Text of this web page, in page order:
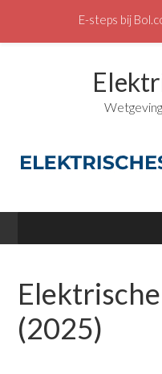
(2025)
E-steps bij